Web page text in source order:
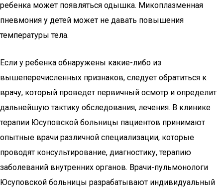
ребенка может появляться одышка. Микоплазменная
пневмония у детей может не давать повышения
температуры тела.
Если у ребенка обнаружены какие-либо из
вышеперечисленных признаков, следует обратиться к
врачу, который проведет первичный осмотр и определит
дальнейшую тактику обследования, лечения. В клинике
терапии Юсуповской больницы пациентов принимают
опытные врачи различной специализации, которые
проводят консультирование, диагностику, терапию
заболеваний внутренних органов. Врачи-пульмонологи
Юсуповской больницы разрабатывают индивидуальный